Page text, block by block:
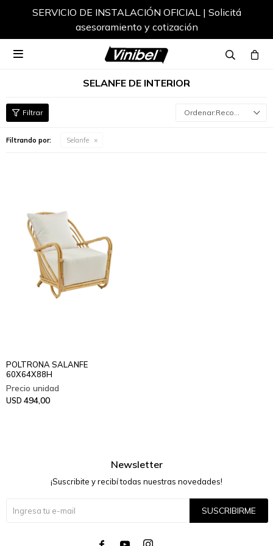
SERVICIO DE INSTALACIÓN OFICIAL | Solicitá
asesoramiento y cotización

SELANFE DE INTERIOR
Recomendados
Filtrando por: Selanfe
POLTRONA SALANFE
60X64X88H
USD 494,00
Newsletter
¡Suscribite y recibí todas nuestras novedades!
SUSCRIBIRME
  